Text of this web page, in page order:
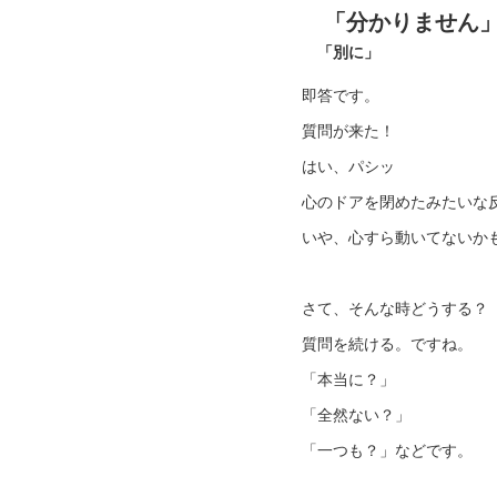
「分かりません」
「別に」
即答です。
質問が来た！
はい、パシッ
心のドアを閉めたみたいな
いや、心すら動いてないか
さて、そんな時どうする？
質問を続ける。ですね。
「本当に？」
「全然ない？」
「一つも？」などです。